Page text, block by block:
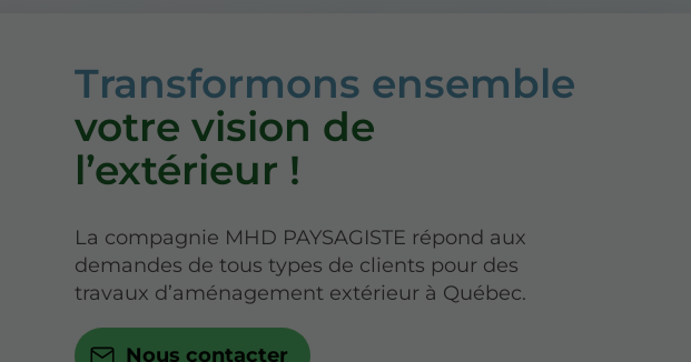
Transformons ensemble
votre vision de
l’extérieur !
La compagnie MHD PAYSAGISTE répond aux
demandes de tous types de clients pour des
travaux d’aménagement extérieur à Québec.
Nous contacter